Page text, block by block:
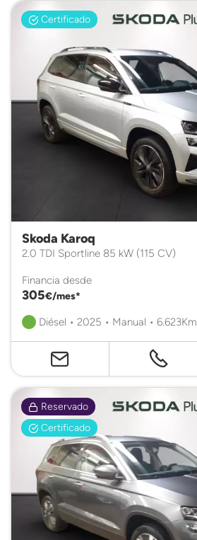
Certificado
Skoda Karoq
2.0 TDI Sportline 85 kW (115 CV)
Financia desde
305€/mes*
Diésel • 2025 • Manual • 6.623Km.
Reservado
Certificado